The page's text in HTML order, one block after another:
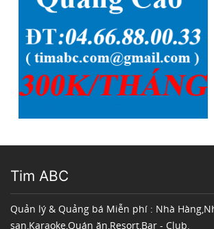
Tim ABC
Quản lý & Quảng bá Miễn phí : Nhà
sạn,Karaoke,Quán ăn,Resort,Bar - Club.